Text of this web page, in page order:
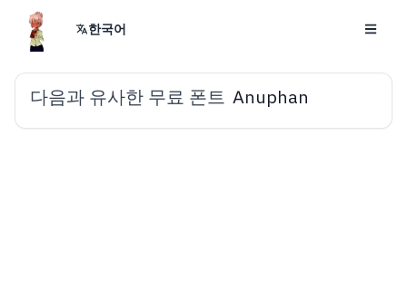
한국어
다음과 유사한 무료 폰트 Anuphan